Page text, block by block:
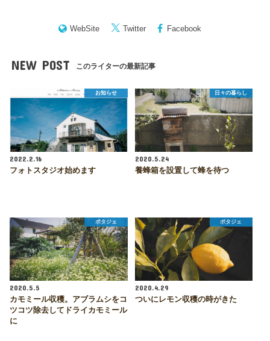
WebSite Twitter Facebook
NEW POST このライターの最新記事
お知らせ
2022.2.16
フォトスタジオ始めます
日々の暮らし
2020.5.24
養蜂箱を設置して蜂を待つ
ポタジェ
2020.5.5
カモミール収穫。アブラムシをコ
ツコツ除去してドライカモミール
に
ポタジェ
2020.4.29
ついにレモン収穫の時がきた